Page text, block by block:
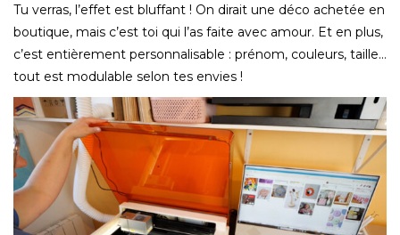
Tu verras, l’effet est bluffant ! On dirait une déco achetée en
boutique, mais c’est toi qui l’as faite avec amour. Et en plus,
c’est entièrement personnalisable : prénom, couleurs, taille…
tout est modulable selon tes envies !